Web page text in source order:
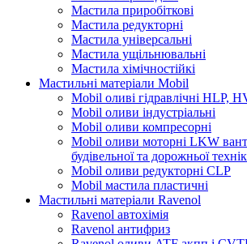
Мастила приробіткові
Мастила редукторні
Мастила універсальні
Мастила ущільнювальні
Мастила хімічностійкі
Мастильні матеріали Mobil
Mobil оливі гідравлічні HLP,
Mobil оливи індустріальні
Mobil оливи компресорні
Mobil оливи моторні LKW
будівельної та дорожньої
Mobil оливи редукторні CLP
Mobil мастила пластичні
Мастильні матеріали Ravenol
Ravenol автохімія
Ravenol антифриз